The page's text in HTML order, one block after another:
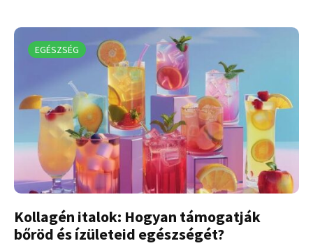
EGÉSZSÉG
Kollagén italok: Hogyan támogatják
bőröd és ízületeid egészségét?